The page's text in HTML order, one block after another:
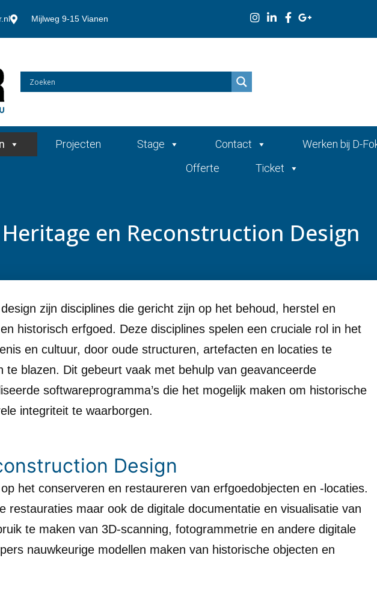
Mijlweg 9-15 Vianen
Projecten Stage Contact
Werken bij D-
Offerte
Ticket
Heritage en Reconstruction Design
zijn disciplines die gericht zijn op het behoud, herstel en
historisch erfgoed. Deze disciplines spelen een cruciale rol in het
en cultuur, door oude structuren, artefacten en locaties te
te blazen. Dit gebeurt vaak met behulp van geavanceerde
softwareprogramma’s die het mogelijk maken om historische
integriteit te waarborgen.
Design
het conserveren en restaureren van erfgoedobjecten en -locaties.
restauraties maar ook de digitale documentatie en visualisatie van
te maken van 3D-scanning, fotogrammetrie en andere digitale
nauwkeurige modellen maken van historische objecten en